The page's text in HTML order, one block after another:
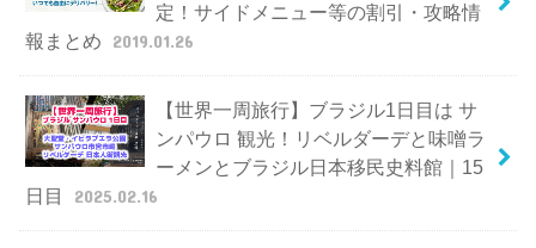
定！サイドメニュー等の割引・攻略情
報まとめ
2019.01.26
【世界一周旅行】ブラジル1日目は サ
ンパウロ 観光！リベルダーデと味噌ラ
ーメンとブラジル日本移民史料館｜15
日目
2025.02.16